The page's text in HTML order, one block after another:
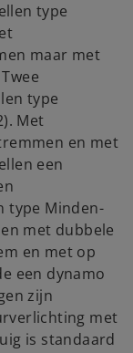
type
maar met
type
Met
en met
een
type Minden-
met dubbele
en met op
een dynamo
zijn
met
is standaard